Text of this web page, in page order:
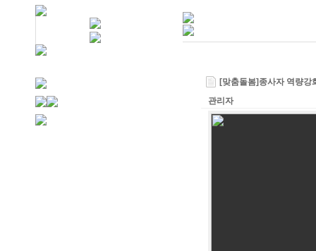
[맞춤돌봄]종사자 역량강
관리자